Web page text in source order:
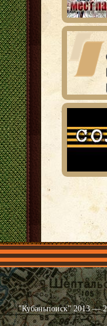
Главная Имена
"Кубаньпоиск" 2013 —